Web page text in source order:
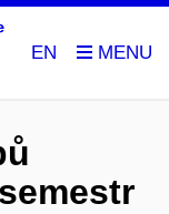
EN